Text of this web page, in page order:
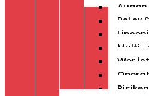
ReLex
Multi-
Wer
Risiken